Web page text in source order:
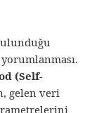
(Self-
gelen veri